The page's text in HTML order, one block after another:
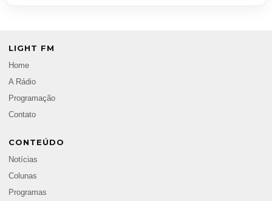
LIGHT FM
Home
A Rádio
Programação
Contato
CONTEÚDO
Notícias
Colunas
Programas